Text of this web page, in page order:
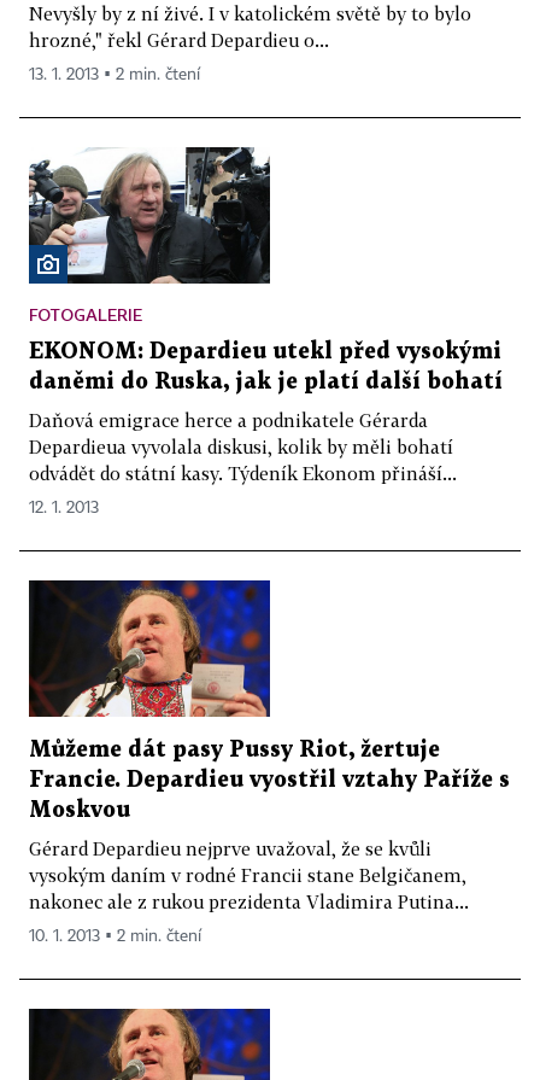
Nevyšly by z ní živé. I v katolickém světě by to bylo
hrozné," řekl Gérard Depardieu o...
13. 1. 2013 ▪ 2 min. čtení
FOTOGALERIE
EKONOM: Depardieu utekl před vysokými
daněmi do Ruska, jak je platí další bohatí
Daňová emigrace herce a podnikatele Gérarda
Depardieua vyvolala diskusi, kolik by měli bohatí
odvádět do státní kasy. Týdeník Ekonom přináší...
12. 1. 2013
Můžeme dát pasy Pussy Riot, žertuje
Francie. Depardieu vyostřil vztahy Paříže s
Moskvou
Gérard Depardieu nejprve uvažoval, že se kvůli
vysokým daním v rodné Francii stane Belgičanem,
nakonec ale z rukou prezidenta Vladimira Putina...
10. 1. 2013 ▪ 2 min. čtení